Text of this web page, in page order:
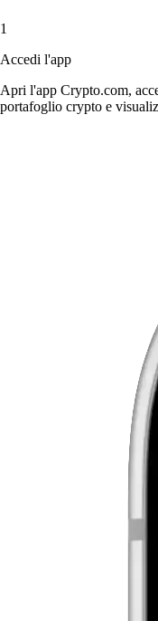
1
Accedi l'app
Apri l'app Crypto.com,
portafoglio crypto e